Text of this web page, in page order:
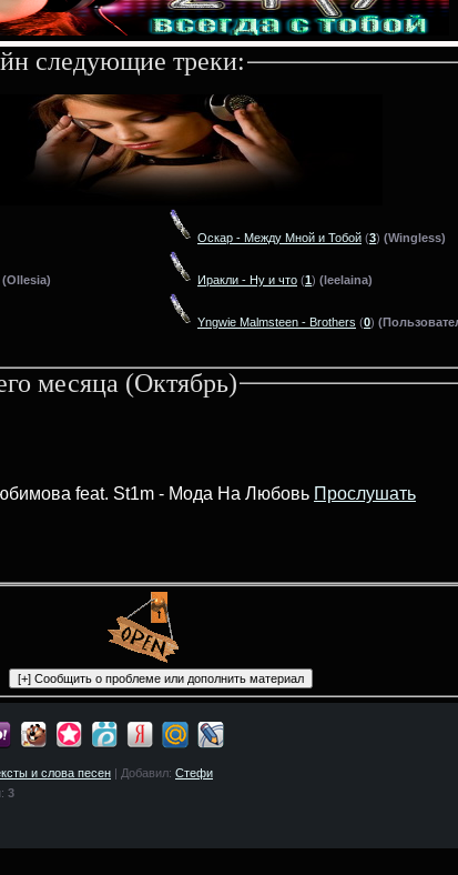
следующие треки:
Оскар - Между Мной и Тобой (3) (Wingless)
(Ollesia) Иракли - Ну и что (1) (leelaina)
Yngwie Malmsteen - Brothers (0)
месяца (Октябрь)
feat. St1m - Мода На Любовь Прослушать
и слова песен | Добавил: Стефи
3